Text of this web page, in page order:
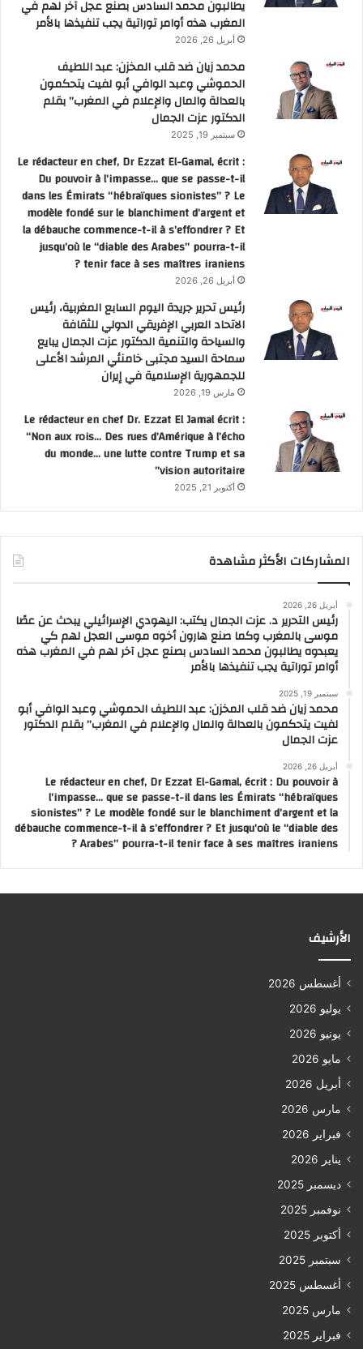
يطالبون محمد السادس بصنع عجل آخر لهم في
المغرب هذه أوامر توراتية يجب تنفيذها بالأمر
أبريل 26, 2026
محمد زيان ضد قلب المخزن: عبد اللطيف
الحموشي وعبد الوافي أبو لفيت يتحكمون
بالعدالة والمال والإعلام في المغرب” بقلم
الدكتور عزت الجمال
سبتمبر 19, 2025
Le rédacteur en chef, Dr Ezzat El-Gamal, écrit :
Du pouvoir à l’impasse… que se passe-t-il
dans les Émirats “hébraïques sionistes” ? Le
modèle fondé sur le blanchiment d’argent et
la débauche commence-t-il à s’effondrer ? Et
jusqu’où le “diable des Arabes” pourra-t-il
tenir face à ses maîtres iraniens ?
أبريل 26, 2026
رئيس تحرير جريدة اليوم السابع المغربية، رئيس
الاتحاد العربي الإفريقي الدولي للثقافة
والسياحة والتنمية الدكتور عزت الجمال يبايع
سماحة السيد مجتبى خامنئي المرشد الأعلى
للجمهورية الإسلامية في إيران
مارس 19, 2026
Le rédacteur en chef Dr. Ezzat El Jamal écrit :
“Non aux rois… Des rues d’Amérique à l’écho
du monde… une lutte contre Trump et sa
vision autoritaire”
أكتوبر 21, 2025
المشاركات الأكثر مشاهدة
أبريل 26, 2026
رئيس التحرير د. عزت الجمال يكتب: اليهودي الإسرائيلي يبحث عن عصًا
موسى بالمغرب وكما صنع هارون أخوه موسى العجل لهم كي
يعبدوه يطالبون محمد السادس بصنع عجل آخر لهم في المغرب هذه
أوامر توراتية يجب تنفيذها بالأمر
سبتمبر 19, 2025
محمد زيان ضد قلب المخزن: عبد اللطيف الحموشي وعبد الوافي أبو
لفيت يتحكمون بالعدالة والمال والإعلام في المغرب” بقلم الدكتور
عزت الجمال
أبريل 26, 2026
Le rédacteur en chef, Dr Ezzat El-Gamal, écrit : Du pouvoir à
l’impasse… que se passe-t-il dans les Émirats “hébraïques
sionistes” ? Le modèle fondé sur le blanchiment d’argent et la
débauche commence-t-il à s’effondrer ? Et jusqu’où le “diable des
Arabes” pourra-t-il tenir face à ses maîtres iraniens ?
الأرشيف
أغسطس 2026
يوليو 2026
يونيو 2026
مايو 2026
أبريل 2026
مارس 2026
فبراير 2026
يناير 2026
ديسمبر 2025
نوفمبر 2025
أكتوبر 2025
سبتمبر 2025
أغسطس 2025
مارس 2025
فبراير 2025